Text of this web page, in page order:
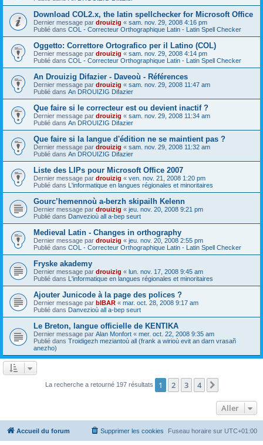
Download COL2.x, the latin spellchecker for Microsoft Office
Dernier message par drouizig « sam. nov. 29, 2008 4:16 pm
Publié dans COL - Correcteur Orthographique Latin - Latin Spell Checker
Oggetto: Correttore Ortografico per il Latino (COL)
Dernier message par drouizig « sam. nov. 29, 2008 4:14 pm
Publié dans COL - Correcteur Orthographique Latin - Latin Spell Checker
An Drouizig Difazier - Daveoù - Références
Dernier message par drouizig « sam. nov. 29, 2008 11:47 am
Publié dans An DROUIZIG Difazier
Que faire si le correcteur est ou devient inactif ?
Dernier message par drouizig « sam. nov. 29, 2008 11:34 am
Publié dans An DROUIZIG Difazier
Que faire si la langue d'édition ne se maintient pas ?
Dernier message par drouizig « sam. nov. 29, 2008 11:32 am
Publié dans An DROUIZIG Difazier
Liste des LIPs pour Microsoft Office 2007
Dernier message par drouizig « ven. nov. 21, 2008 1:20 pm
Publié dans L'informatique en langues régionales et minoritaires
Gourc’hemennoù a-berzh skipailh Kelenn
Dernier message par drouizig « jeu. nov. 20, 2008 9:21 pm
Publié dans Danvezioù all a-bep seurt
Medieval Latin - Changes in orthography
Dernier message par drouizig « jeu. nov. 20, 2008 2:55 pm
Publié dans COL - Correcteur Orthographique Latin - Latin Spell Checker
Fryske akademy
Dernier message par drouizig « lun. nov. 17, 2008 9:45 am
Publié dans L'informatique en langues régionales et minoritaires
Ajouter Junicode à la page des polices ?
Dernier message par bIBAR « mar. oct. 28, 2008 9:17 am
Publié dans Danvezioù all a-bep seurt
Le Breton, langue officielle de KENTIKA
Dernier message par Alan Monfort « mer. oct. 22, 2008 9:35 am
Publié dans Troidigezh meziantoù all (frank a wirioù evit an darn vrasañ
anezho)
La recherche a retourné 197 résultats 1 2 3 4
Aller
Accueil du forum Fuseau horaire sur UTC+01:00
Supprimer les cookies